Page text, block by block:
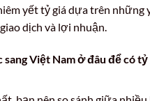
yết tỷ giá dựa trên những
dịch và lợi nhuận.
Việt Namở đâu để có